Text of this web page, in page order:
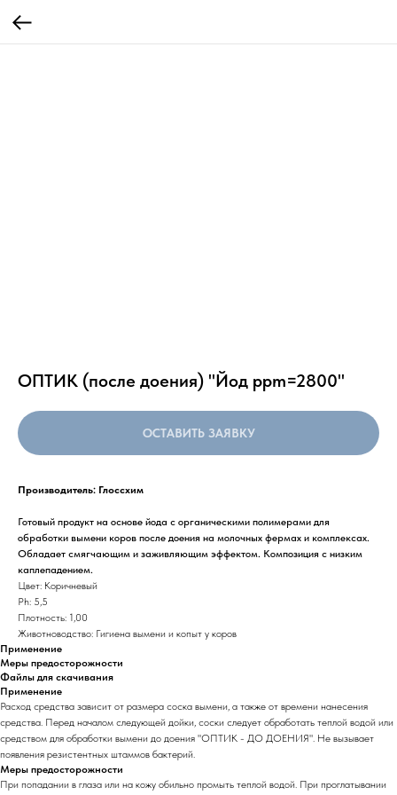
ОПТИК (после доения) "Йод ppm=2800"
ОСТАВИТЬ ЗАЯВКУ
Производитель: Глоссхим
Готовый продукт на основе йода с органическими полимерами для
обработки вымени коров после доения на молочных фермах и комплексах.
Обладает смягчающим и заживляющим эффектом. Композиция с низким
каплепадением.
Цвет: Коричневый
Ph: 5,5
Плотность: 1,00
Животноводство: Гигиена вымени и копыт у коров
Применение
Меры предосторожности
Файлы для скачивания
Применение
Расход средства зависит от размера соска вымени, а также от времени нанесения
средства. Перед началом следующей дойки, соски следует обработать теплой водой или
средством для обработки вымени до доения "ОПТИК - ДО ДОЕНИЯ". Не вызывает
появления резистентных штаммов бактерий.
Меры предосторожности
При попадании в глаза или на кожу обильно промыть теплой водой. При проглатывании